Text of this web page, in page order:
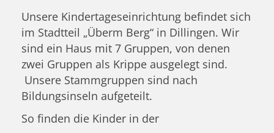
Unsere Kindertageseinrichtung befindet sich
im Stadtteil „Überm Berg“ in Dillingen. Wir
sind ein Haus mit 7 Gruppen, von denen
zwei Gruppen als Krippe ausgelegt sind.
Unsere Stammgruppen sind nach
Bildungsinseln aufgeteilt.
So finden die Kinder in der